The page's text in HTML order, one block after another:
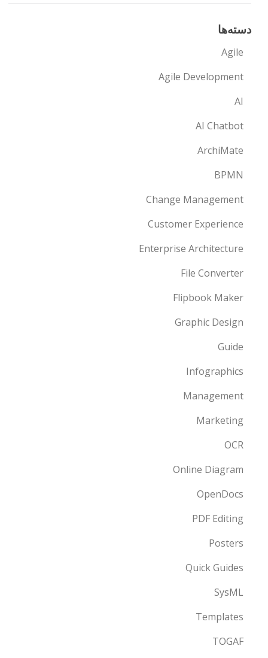
دسته‌ها
Agile
Agile Development
AI
AI Chatbot
ArchiMate
BPMN
Change Management
Customer Experience
Enterprise Architecture
File Converter
Flipbook Maker
Graphic Design
Guide
Infographics
Management
Marketing
OCR
Online Diagram
OpenDocs
PDF Editing
Posters
Quick Guides
SysML
Templates
TOGAF